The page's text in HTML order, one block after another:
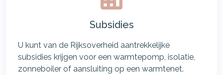
Subsidies
U kunt van de Rijksoverheid aantrekkelijke
subsidies krijgen voor een warmtepomp, isolatie,
zonneboiler of aansluiting op een warmtenet.